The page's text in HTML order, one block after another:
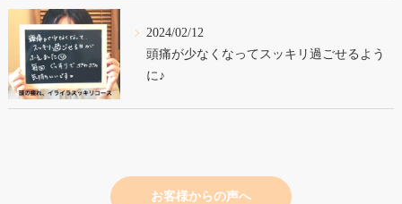
2024/02/12
頭痛が少なくなってスッキリ過ごせるよう
に♪
お客様からの声へ